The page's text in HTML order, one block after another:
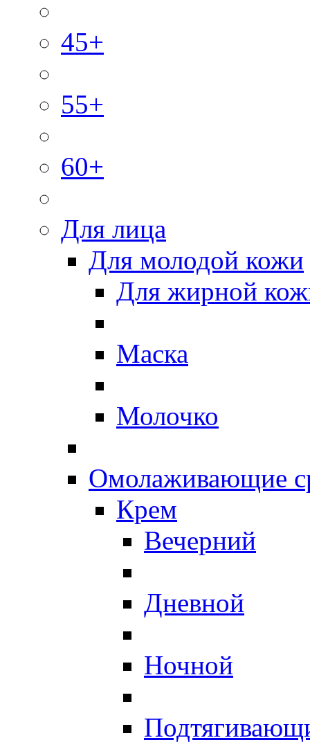
45+
55+
60+
Для лица
Для молодой кожи
Для жирной
Маска
Молочко
Омолаживающие
Крем
Вечерний
Дневной
Ночной